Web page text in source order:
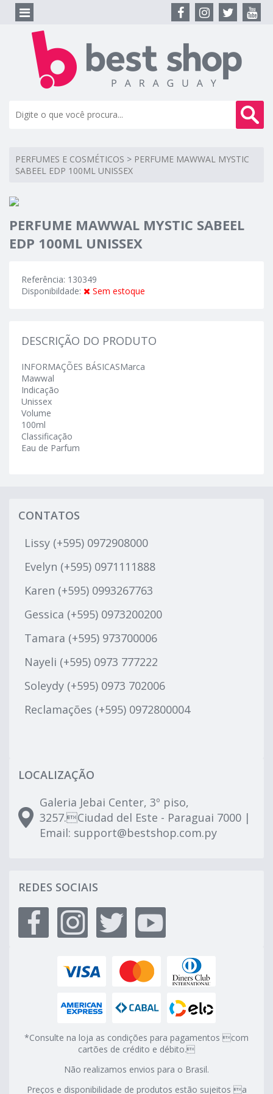
PERFUMES E COSMÉTICOS > PERFUME MAWWAL MYSTIC
SABEEL EDP 100ML UNISSEX
PERFUME MAWWAL MYSTIC SABEEL
EDP 100ML UNISSEX
Referência: 130349
Disponibildade:
Sem estoque
DESCRIÇÃO DO PRODUTO
INFORMAÇÕES BÁSICASMarca
Mawwal
Indicação
Unissex
Volume
100ml
Classificação
Eau de Parfum
CONTATOS
Lissy (+595) 0972908000
Evelyn (+595) 0971111888
Karen (+595) 0993267763
Gessica (+595) 0973200200
Tamara (+595) 973700006
Nayeli (+595) 0973 777222
Soleydy (+595) 0973 702006
Reclamações (+595) 0972800004
LOCALIZAÇÃO
Galeria Jebai Center, 3º piso,
3257.Ciudad del Este - Paraguai 7000 |
Email: support@bestshop.com.py
REDES SOCIAIS
*Consulte na loja as condições para pagamentos com
cartões de crédito e débito.
Não realizamos envios para o Brasil.
Preços e disponibilidade de produtos estão sujeitos a